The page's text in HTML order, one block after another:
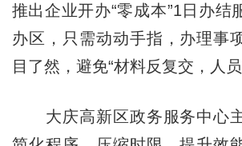
推出企业开办“零成本”1日办结
办区，只需动动手指，办理事
目了然，避免“材料反复交，人员
大庆高新区政务服务中心主